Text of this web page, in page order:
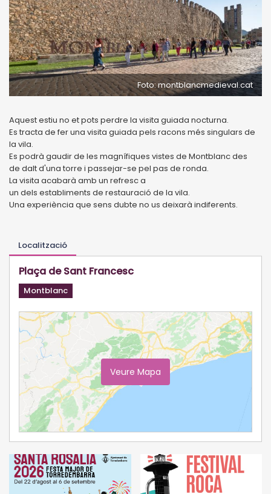
Foto: montblancmedieval.cat
Aquest estiu no et pots perdre la visita guiada nocturna.
Es tracta de fer una visita guiada pels racons més singulars de
la vila.
Es podrà gaudir de les magnífiques vistes de Montblanc des
de dalt d'una torre i passejar-se pel pas de ronda.
La visita acabarà amb un refresc a
un dels establiments de restauració de la vila.
Una experiència que sens dubte no us deixarà indiferents.
Localització
Plaça de Sant Francesc
Montblanc
Veure Mapa